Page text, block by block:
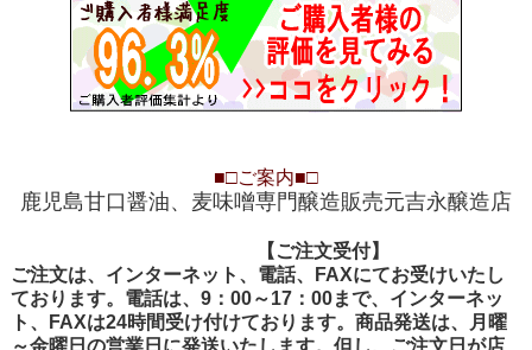
■□ご案内■□
鹿児島甘口醤油、麦味噌専門醸造販売元吉永醸造店
【ご注文受付】
ご注文は、インターネット、電話、FAXにてお受けいたし
ております。電話は、9：00～17：00まで、インターネッ
ト、FAXは24時間受け付けております。商品発送は、月曜
～金曜日の営業日に発送いたします。但し、ご注文日が店